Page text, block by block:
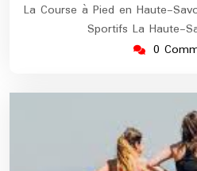
La Course à Pied en Haute-
Sportifs La Haute-
0